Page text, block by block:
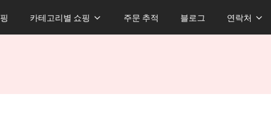
카테고리별 쇼핑 주문 추적 블로그 연락처